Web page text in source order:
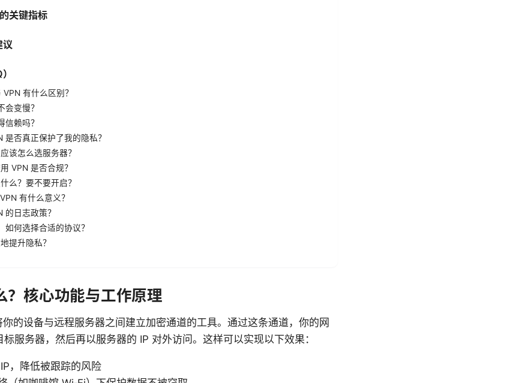
关键指标
议
有什么区别？
会变慢？
信赖吗？
是否真正保护了我的隐私？
该怎么选服务器？
VPN 是否合规？
么？要不要开启？
有什么意义？
的日志政策？
如何选择合适的协议？
提升隐私？
？核心功能与工作原理
的设备与远程服务器之间建立加密通道的工具。通过这条通道，你的网
服务器，然后再以服务器的 IP 对外访问。这样可以实现以下效果：
，降低被跟踪的风险